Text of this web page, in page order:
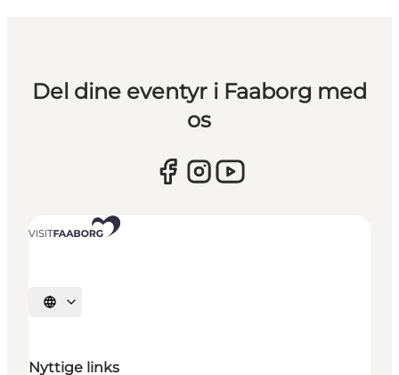
Del dine eventyr i Faaborg med
os
Vælg sprog
Nyttige links